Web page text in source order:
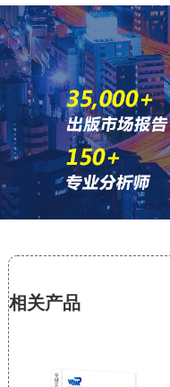
相关产品